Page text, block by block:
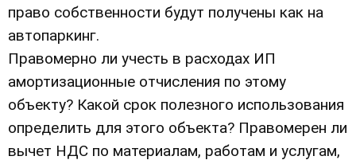
право собственности будут получены как на
автопаркинг.
Правомерно ли учесть в расходах ИП
амортизационные отчисления по этому
объекту? Какой срок полезного использования
определить для этого объекта? Правомерен ли
вычет НДС по материалам, работам и услугам,